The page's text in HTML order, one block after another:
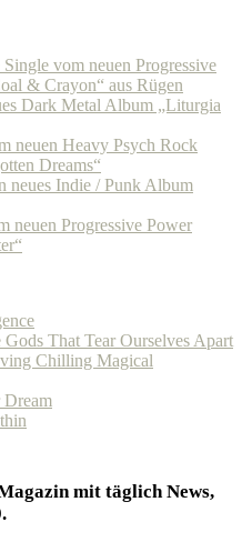
vom neuen Progressive
& Crayon“ aus Rügen
Dark Metal Album „Liturgia
neuen Heavy Psych Rock
Dreams“
Indie / Punk Album
Progressive Power
That Tear Ourselves Apart
Chilling Magical
mit täglich News,